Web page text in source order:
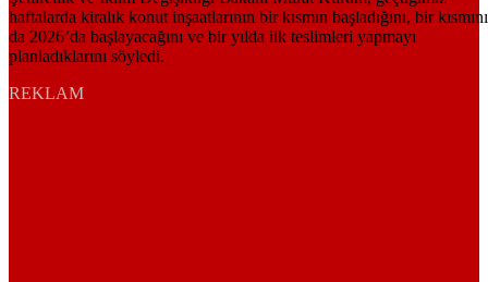
REKLAM